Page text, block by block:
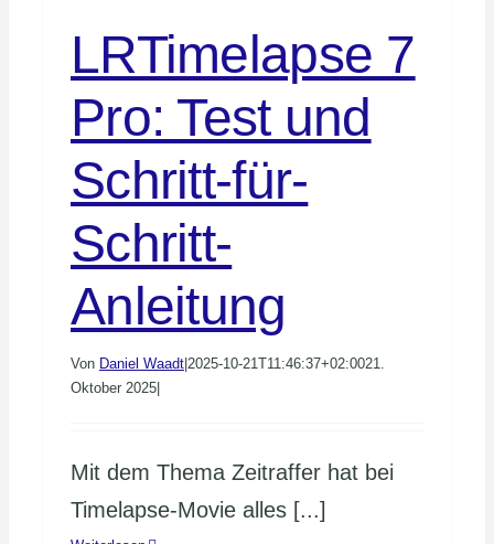
LRTimelapse 7
Pro: Test und
Schritt-für-
Schritt-
Anleitung
Von Daniel Waadt 2025-10-21T11:46:37+02:0021.
Oktober 2025
Mit dem Thema Zeitraffer hat bei
Timelapse-Movie alles [...]